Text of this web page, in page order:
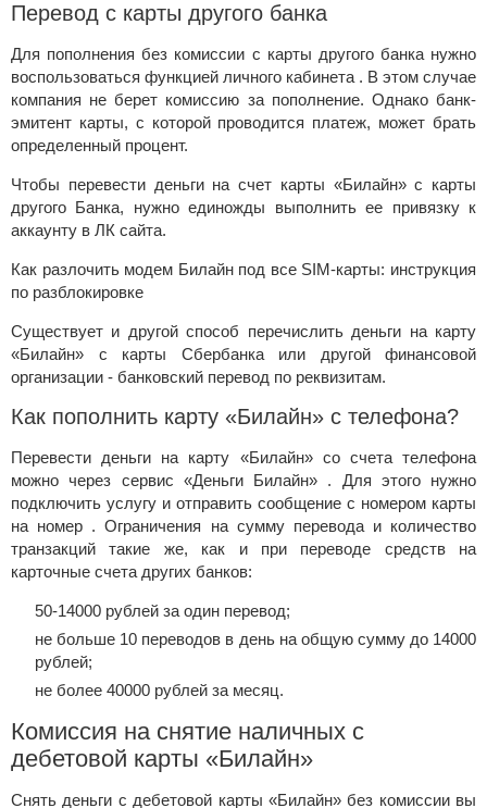
Перевод с карты другого банка
Для пополнения без комиссии с карты другого банка нужно
воспользоваться функцией личного кабинета . В этом случае
компания не берет комиссию за пополнение. Однако банк-
эмитент карты, с которой проводится платеж, может брать
определенный процент.
Чтобы перевести деньги на счет карты «Билайн» с карты
другого Банка, нужно единожды выполнить ее привязку к
аккаунту в ЛК сайта.
Как разлочить модем Билайн под все SIM-карты: инструкция
по разблокировке
Существует и другой способ перечислить деньги на карту
«Билайн» с карты Сбербанка или другой финансовой
организации - банковский перевод по реквизитам.
Как пополнить карту «Билайн» с телефона?
Перевести деньги на карту «Билайн» со счета телефона
можно через сервис «Деньги Билайн» . Для этого нужно
подключить услугу и отправить сообщение с номером карты
на номер . Ограничения на сумму перевода и количество
транзакций такие же, как и при переводе средств на
карточные счета других банков:
50-14000 рублей за один перевод;
не больше 10 переводов в день на общую сумму до 14000
рублей;
не более 40000 рублей за месяц.
Комиссия на снятие наличных с
дебетовой карты «Билайн»
Снять деньги с дебетовой карты «Билайн» без комиссии вы